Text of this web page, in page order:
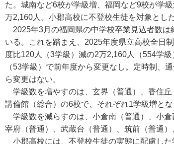
た。城南など6校が学級増、福岡など9校が学
万2,160人。小郡高校に不登校生徒を対象とし
2025年3月の福岡県の中学校卒業見込者数は
いる。これを踏まえ、2025年度県立高校全日
度比120人（3学級）減の2万2,160人（554学
（53学級）で前年度から変更なし。定時制、
ら変更はない。
学級数を増やすのは、玄界（普通）、香住
講倫館（総合）の6校で、それぞれ1学級増とな
学級数を減らすのは、小倉南（普通）、小
宰府（普通）、武蔵台（普通）、筑前（普通
小郡高校には、不登校生徒の実態に配慮し